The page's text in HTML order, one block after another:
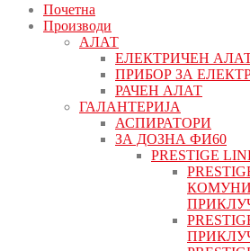
Почетна
Производи
АЛАТ
ЕЛЕКТРИЧЕН
ПРИБОР ЗА
РАЧЕН АЛАТ
ГАЛАНТЕРИЈА
АСПИРАТОРИ
ЗА ДОЗНА ФИ60
PRESTIGE